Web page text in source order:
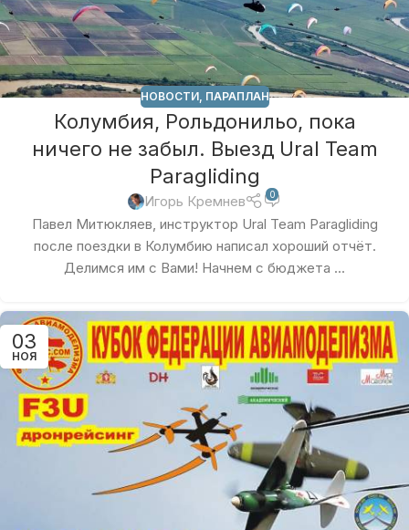
НОВОСТИ, ПАРАПЛАН
Колумбия, Рольдонильо, пока
ничего не забыл. Выезд Ural Team
Paragliding
Игорь Кремнев 0
Павел Митюкляев, инструктор Ural Team Paragliding
после поездки в Колумбию написал хороший отчёт.
Делимся им с Вами! Начнем с бюджета ...
03
НОЯ